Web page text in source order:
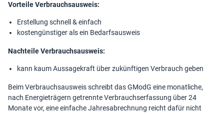
Vorteile Verbrauchsausweis:
Erstellung schnell & einfach
kostengünstiger als ein Bedarfsausweis
Nachteile Verbrauchsausweis:
kann kaum Aussagekraft über zukünftigen Verbrauch geben
Beim Verbrauchsausweis schreibt das GModG eine monatliche,
nach Energieträgern getrennte Verbrauchserfassung über 24
Monate vor, eine einfache Jahresabrechnung reicht dafür nicht